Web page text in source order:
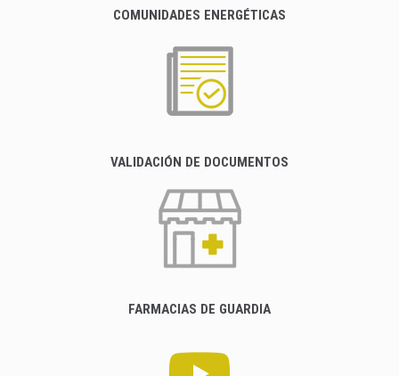
COMUNIDADES ENERGÉTICAS
VALIDACIÓN DE DOCUMENTOS
FARMACIAS DE GUARDIA